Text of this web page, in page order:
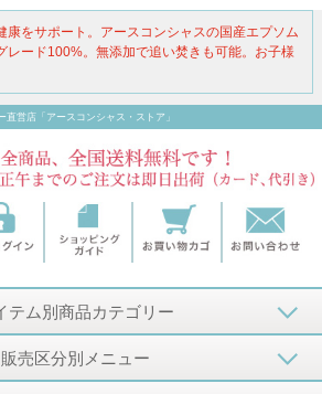
康をサポート。アースコンシャスの国産エプソム
レード100%。無添加で追い焚きも可能。お子様
営店「アースコンシャス・ストア」
テム別商品カテゴリー
販売区分別メニュー